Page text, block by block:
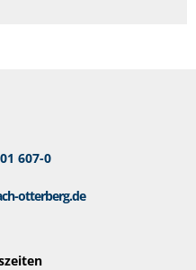
607-0
otterberg.de